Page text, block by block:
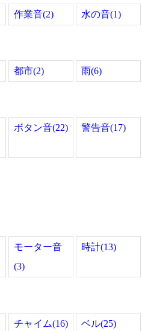
作業音(2) 水の音(1)
都市(2) 雨(6)
ボタン音(22) 警告音(17)
モーター音
(3)
時計(13)
チャイム(16) ベル(25)